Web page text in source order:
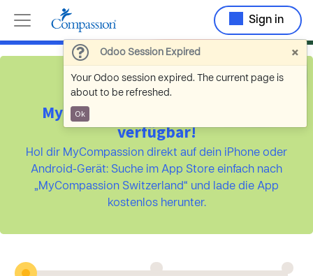
Odoo Session Expired ×
Your Odoo session expired. The current page is
about to be refreshed.
Ok
Sign in
MyCompassion ist jetzt als App
verfügbar!
Hol dir MyCompassion direkt auf dein iPhone oder
Android-Gerät: Suche im App Store einfach nach
„MyCompassion Switzerland“ und lade die App
kostenlos herunter.